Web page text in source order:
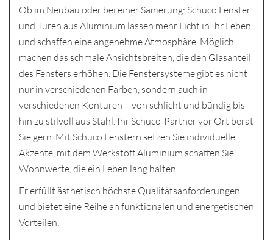
Ob im Neubau oder bei einer Sanierung: Schüco Fenster
und Türen aus Aluminium lassen mehr Licht in Ihr Leben
und schaffen eine angenehme Atmosphäre. Möglich
machen das schmale Ansichtsbreiten, die den Glasanteil
des Fensters erhöhen. Die Fenstersysteme gibt es nicht
nur in verschiedenen Farben, sondern auch in
verschiedenen Konturen – von schlicht und bündig bis
hin zu stilvoll aus Stahl. Ihr Schüco-Partner vor Ort berät
Sie gern. Mit Schüco Fenstern setzen Sie individuelle
Akzente, mit dem Werkstoff Aluminium schaffen Sie
Wohnwerte, die ein Leben lang halten.
Er erfüllt ästhetisch höchste Qualitätsanforderungen
und bietet eine Reihe an funktionalen und energetischen
Vorteilen: